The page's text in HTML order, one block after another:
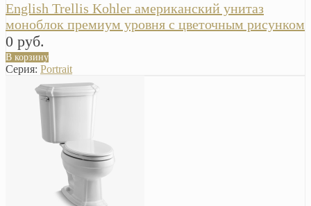
English Trellis Kohler американский унитаз
моноблок премиум уровня с цветочным рисунком
0 руб.
В корзину
Серия: Portrait